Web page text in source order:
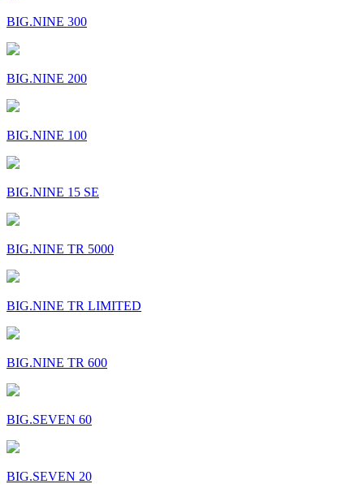
BIG.NINE 300
BIG.NINE 200
BIG.NINE 100
BIG.NINE 15 SE
BIG.NINE TR 5000
BIG.NINE TR LIMITED
BIG.NINE TR 600
BIG.SEVEN 60
BIG.SEVEN 20